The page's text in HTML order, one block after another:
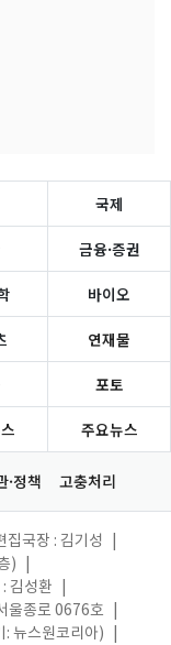
국제
금융·증권
바이오
연재물
포토
주요뉴스
·정책 고충처리
집국장 : 김기성
)
김성환
울종로 0676호
: 뉴스원코리아)